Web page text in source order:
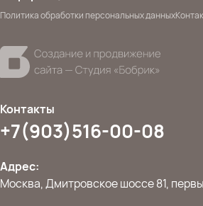
Политика обработки персональных данных
Контакты
+7(903)516-00-08
Адрес:
Москва, Дмитровское шоссе 81,